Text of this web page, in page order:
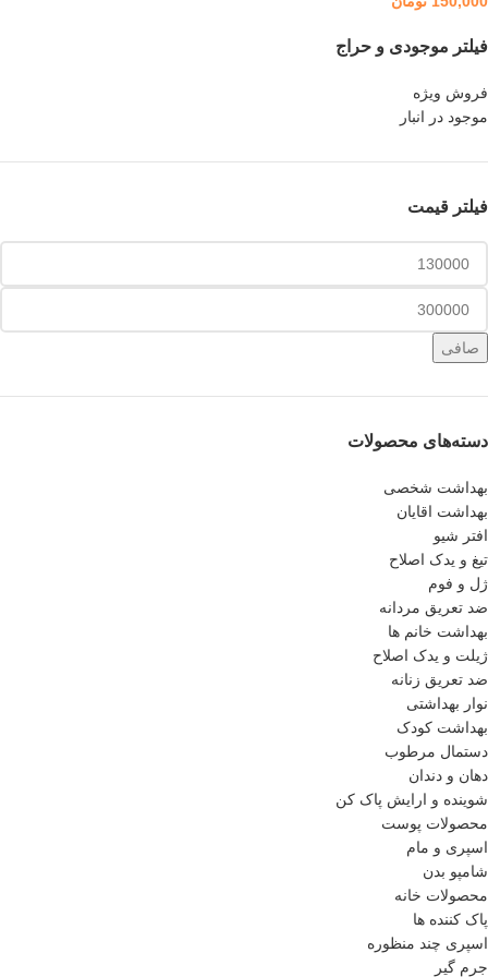
فیلتر موجودی و حراج
فروش ویژه
موجود در انبار
فیلتر قیمت
صافی
دسته‌های محصولات
بهداشت شخصی
بهداشت اقایان
افتر شیو
تیغ و یدک اصلاح
ژل و فوم
ضد تعریق مردانه
بهداشت خانم ها
ژیلت و یدک اصلاح
ضد تعریق زنانه
نوار بهداشتی
بهداشت کودک
دستمال مرطوب
دهان و دندان
شوینده و ارایش پاک کن
محصولات پوست
اسپری و مام
شامپو بدن
محصولات خانه
پاک کننده ها
اسپری چند منظوره
جرم گیر